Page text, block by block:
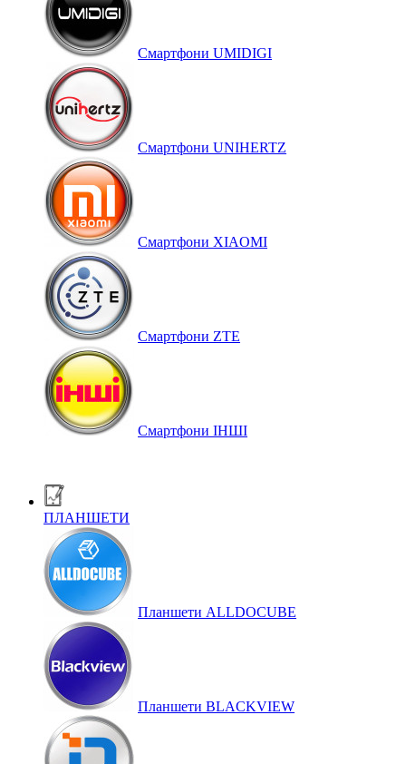
Смартфони UMIDIGI
Смартфони UNIHERTZ
Смартфони XIAOMI
Смартфони ZTE
Смартфони ІНШІ
ПЛАНШЕТИ
Планшети ALLDOCUBE
Планшети BLACKVIEW